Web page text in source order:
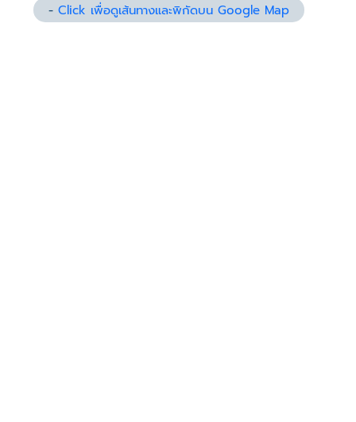
-Click เพื่อดูเส้นทางและพิกัดบน Google Map